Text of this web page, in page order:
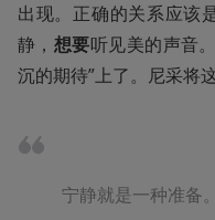
出现。正确的关系应该
静， 想要听见美的声音
沉的期待”上了。尼采将
宁静就是一种准备。